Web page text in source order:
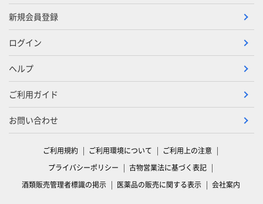
新規会員登録
ログイン
ヘルプ
ご利用ガイド
お問い合わせ
ご利用規約 ご利用環境について
ご利用上の注意
プライバシーポリシー
古物営業法に基づく表記
酒類販売管理者標識の掲示
医薬品の販売に関する表示 会社案内